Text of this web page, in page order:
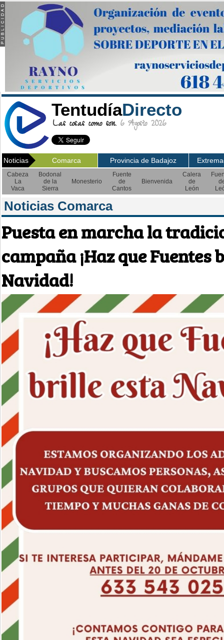
TentudíaDirecto
Las cosas como son. 6 Agosto 2026
Noticias Comarca Provincia de Badajoz
Cabeza
La
Vaca
Bodonal
de la
Sierra
Monesterio
Fuente
de
Cantos
Bienvenida
Calera
de
León
Noticias Comarca
Puesta en marcha la
campaña ¡Haz que Fuentes
Navidad!